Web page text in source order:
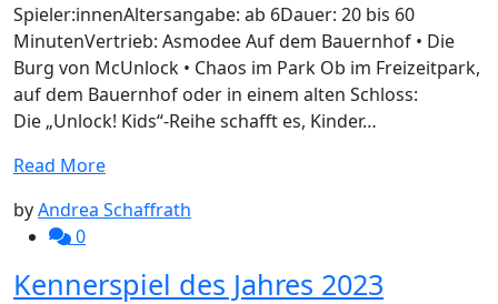
Spieler:innenAltersangabe: ab 6Dauer: 20 bis 60
MinutenVertrieb: Asmodee Auf dem Bauernhof • Die
Burg von McUnlock • Chaos im Park Ob im Freizeitpark,
auf dem Bauernhof oder in einem alten Schloss:
Die „Unlock! Kids“-Reihe schafft es, Kinder…
Read More
byAndrea Schaffrath
0
Kennerspiel des Jahres 2023